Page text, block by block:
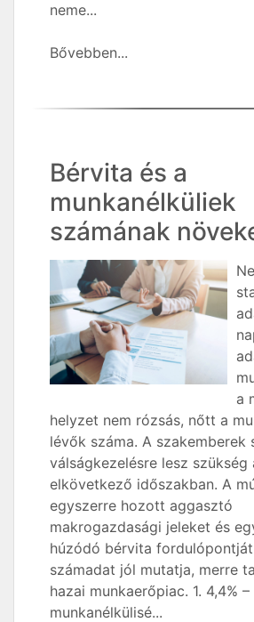
neme...
Bővebben...
Bérvita és a
munkanélküliek
számának
a
helyzet nem rózsás, nőtt a
lévők száma. A szakemberek
válságkezelésre lesz szükség
elkövetkező időszakban. A
egyszerre hozott aggasztó
makrogazdasági jeleket és
húzódó bérvita
számadat jól mutatja, merre
hazai munkaerőpiac. 1. 4,4%
munkanélkülisé...